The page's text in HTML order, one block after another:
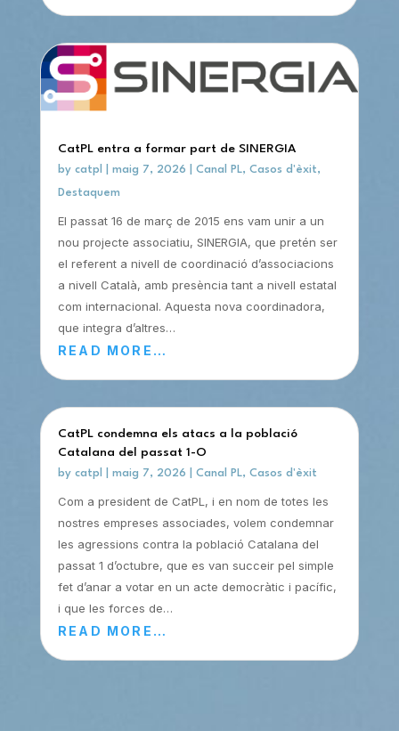
CatPL entra a formar part de SINERGIA
by catpl maig 7, 2026 Canal PL, Casos d'èxit,
Destaquem
El passat 16 de març de 2015 ens vam unir a un
nou projecte associatiu, SINERGIA, que pretén ser
el referent a nivell de coordinació d’associacions
a nivell Català, amb presència tant a nivell estatal
com internacional. Aquesta nova coordinadora,
que integra d’altres…
READ MORE…
CatPL condemna els atacs a la població
Catalana del passat 1-O
by catpl maig 7, 2026 Canal PL, Casos d'èxit
Com a president de CatPL, i en nom de totes les
nostres empreses associades, volem condemnar
les agressions contra la població Catalana del
passat 1 d’octubre, que es van succeir pel simple
fet d’anar a votar en un acte democràtic i pacífic,
i que les forces de…
READ MORE…